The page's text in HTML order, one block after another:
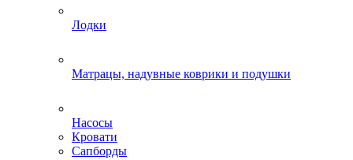
Лодки
Матрацы, надувные коврики и подушки
Насосы
Кровати
Сапборды